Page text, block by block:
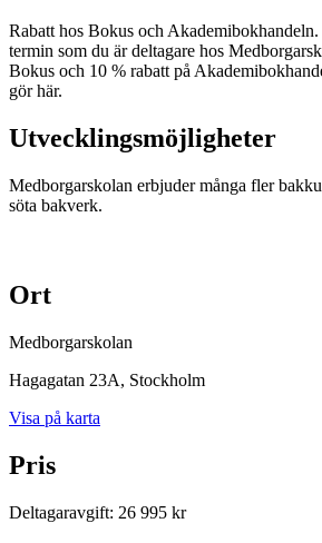
Rabatt hos Bokus och
termin som du är deltagare hos
Bokus och 10 % rabatt på
gör här.
Utvecklingsmöjligheter
Medborgarskolan erbjuder många fler
söta bakverk.
Ort
Medborgarskolan
Hagagatan 23A, Stockholm
Visa på karta
Pris
Deltagaravgift: 26 995 kr